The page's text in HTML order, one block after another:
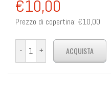
€10,00
Prezzo di copertina: €10,00